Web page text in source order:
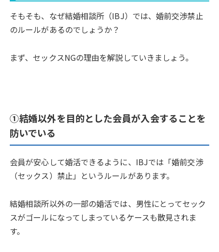
そもそも、なぜ結婚相談所（IBJ）では、婚前交渉禁止
のルールがあるのでしょうか？
まず、セックスNGの理由を解説していきましょう。
①結婚以外を目的とした会員が入会することを
防いでいる
会員が安心して婚活できるように、IBJでは「婚前交渉
（セックス）禁止」というルールがあります。
結婚相談所以外の一部の婚活では、男性にとってセック
スがゴールになってしまっているケースも散見されま
す。